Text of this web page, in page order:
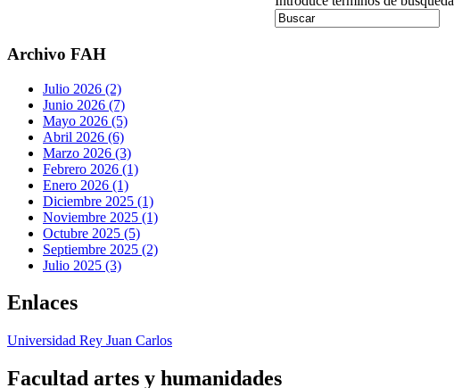
Archivo FAH
Julio 2026 (2)
Junio 2026 (7)
Mayo 2026 (5)
Abril 2026 (6)
Marzo 2026 (3)
Febrero 2026 (1)
Enero 2026 (1)
Diciembre 2025 (1)
Noviembre 2025 (1)
Octubre 2025 (5)
Septiembre 2025 (2)
Julio 2025 (3)
Enlaces
Universidad Rey Juan Carlos
Facultad artes y humanidades